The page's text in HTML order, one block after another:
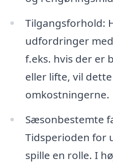
Tilgangsforhold:
udfordringer
f.eks. hvis der er
eller lifte, vil
omkostningerne.
Sæsonbestemte
Tidsperioden for
spille en rolle. I